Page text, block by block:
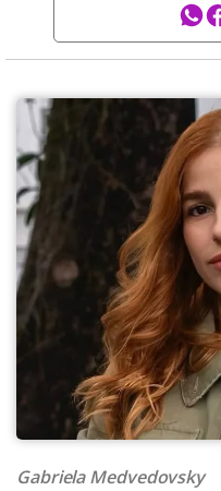
Gabriela Medvedovsky